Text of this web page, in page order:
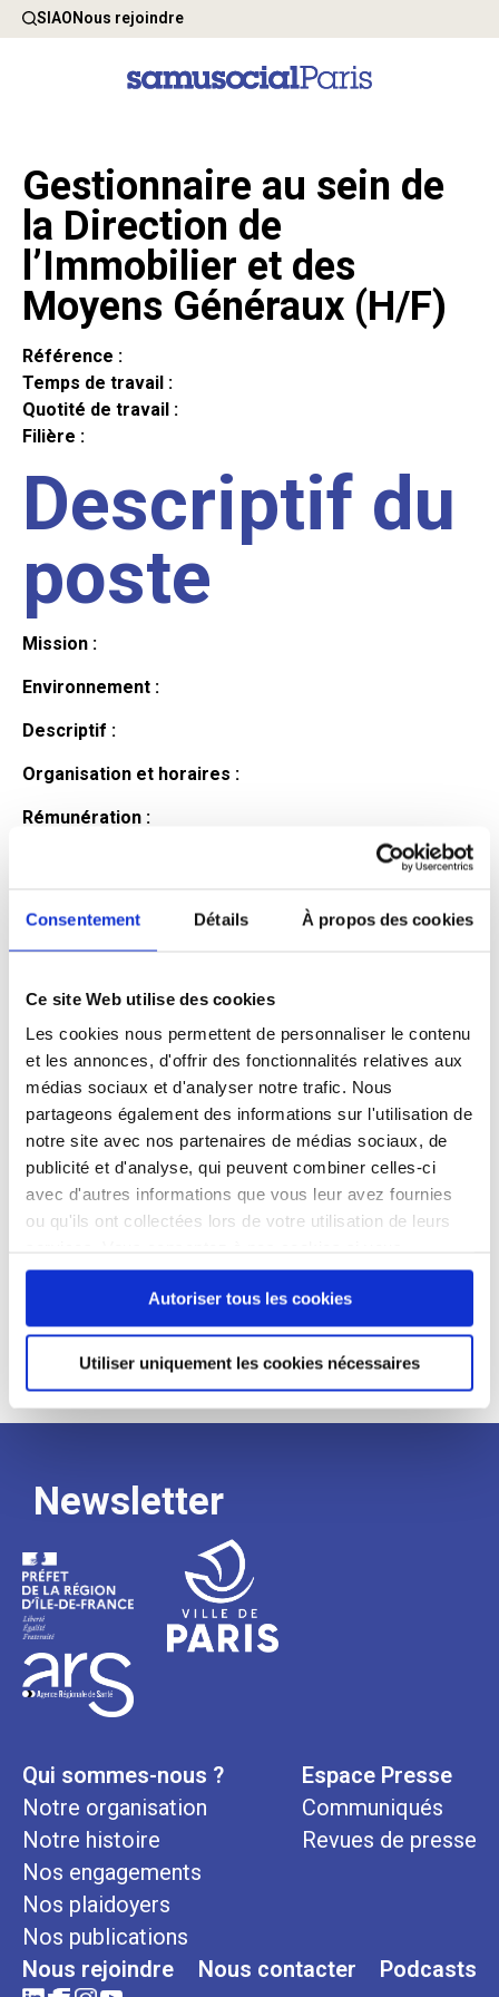
Consentement Détails À propos des cookies
Ce site Web utilise des cookies
Les cookies nous permettent de personnaliser le contenu
et les annonces, d'offrir des fonctionnalités relatives aux
médias sociaux et d'analyser notre trafic. Nous
partageons également des informations sur l'utilisation de
notre site avec nos partenaires de médias sociaux, de
publicité et d'analyse, qui peuvent combiner celles-ci
avec d'autres informations que vous leur avez fournies
ou qu'ils ont collectées lors de votre utilisation de leurs
continuez à utiliser notre site Web.
Autoriser tous les cookies
Utiliser uniquement les cookies nécessaires
SIAONous rejoindre
Gestionnaire au sein de
la Direction de
l’Immobilier et des
Moyens Généraux (H/F)
Référence :
Temps de travail :
Quotité de travail :
Filière :
Descriptif du
poste
Mission :
Environnement :
Descriptif :
Organisation et horaires :
Rémunération :
Profil du
candidat
Qualifications et diplômes :
Profil recherché :
Processus
de
recrutement
Newsletter
Qui sommes-nous ?
Notre organisation
Notre histoire
Nos engagements
Nos plaidoyers
Nos publications
Espace Presse
Communiqués
Revues de presse
Nous rejoindre Nous contacter Podcasts